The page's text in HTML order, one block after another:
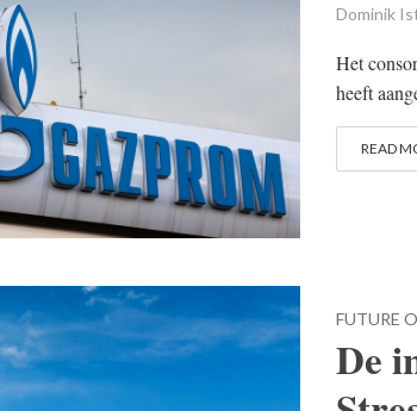
Dominik
Het
heeft
READ
FUTURE
De